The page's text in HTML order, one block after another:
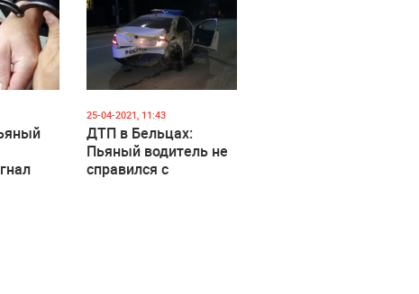
что за
он
25-04-2021, 11:43
ДТП в Бельцах:
Пьяный водитель не
справился с